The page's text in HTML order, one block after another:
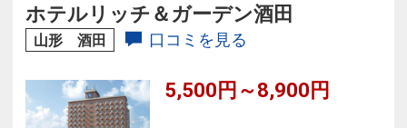
※現在無料シャトルバス送迎、マグロの解体シ
ホテルリッチ＆ガーデン酒田
山形 酒田 口コミを見る
5,500円～8,900円